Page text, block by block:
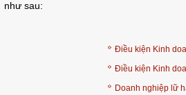
như sau:
Điều kiện Kinh
Điều kiện Kinh
Doanh nghiệp lữ